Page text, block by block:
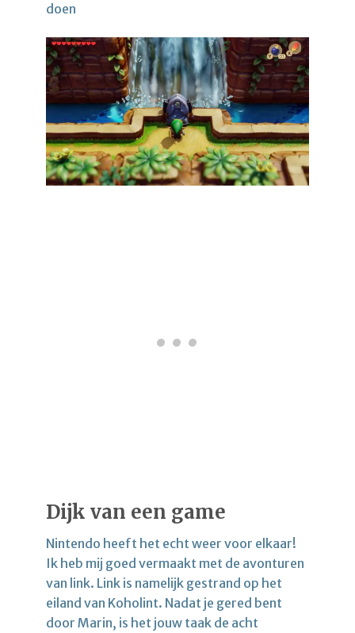
doen
Dijk van een game
Nintendo heeft het echt weer voor elkaar!
Ik heb mij goed vermaakt met de avonturen
van link. Link is namelijk gestrand op het
eiland van Koholint. Nadat je gered bent
door Marin, is het jouw taak de acht